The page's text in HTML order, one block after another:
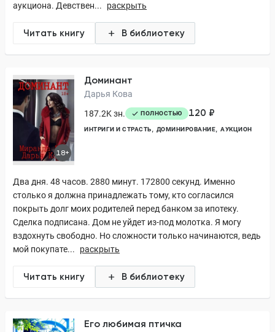
аукциона. Девствен... раскрыть
Читать книгу В библиотеку
18+
Доминант
Дарья Кова
187.2K зн.
ПОЛНОСТЬЮ 120 ₽
ИНТРИГИ И СТРАСТЬ ДОМИНИРОВАНИЕ АУКЦИОН
Два дня. 48 часов. 2880 минут. 172800 секунд. Именно
столько я должна принадлежать тому, кто согласился
покрыть долг моих родителей перед банком за ипотеку.
Сделка подписана. Дом не уйдет из-под молотка. Я могу
вздохнуть свободно. Но сложности только начинаются, ведь
мой покупате...
раскрыть
Читать книгу В библиотеку
Его любимая птичка